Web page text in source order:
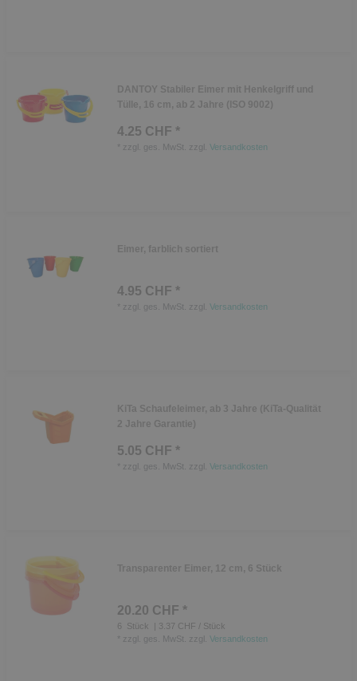
DANTOY Stabiler Eimer mit Henkelgriff und
Tülle, 16 cm, ab 2 Jahre (ISO 9002)
4.25 CHF *
zzgl. ges. MwSt. zzgl. Versandkosten
Eimer, farblich sortiert
4.95 CHF *
zzgl. ges. MwSt. zzgl. Versandkosten
KiTa Schaufeleimer, ab 3 Jahre (KiTa-Qualität
2 Jahre Garantie)
5.05 CHF *
zzgl. ges. MwSt. zzgl. Versandkosten
Transparenter Eimer, 12 cm, 6 Stück
20.20 CHF *
6 Stück
| 3.37 CHF / Stück
zzgl. ges. MwSt. zzgl. Versandkosten